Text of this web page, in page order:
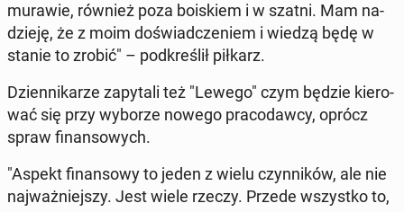
murawie, również poza bo­iskiem i w szatni. Mam na­
dzie­ję, że z moim do­świad­cze­niem i wiedzą będę w
stanie to zrobić" – pod­kre­ślił piłkarz.
Dzien­ni­ka­rze za­py­ta­li też "Lewego" czym będzie kie­ro­
wać się przy wyborze nowego pra­co­daw­cy, oprócz
spraw fi­nan­so­wych.
"Aspekt fi­nan­so­wy to jeden z wielu czyn­ni­ków, ale nie
naj­waż­niej­szy. Jest wiele rzeczy. Przede wszyst­ko to,